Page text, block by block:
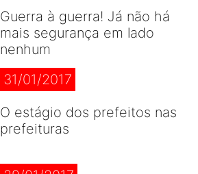
Guerra à guerra! Já não há
mais segurança em lado
nenhum
31/01/2017
O estágio dos prefeitos nas
prefeituras